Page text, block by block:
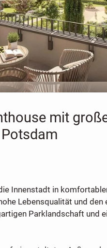
mit
Innenstadt in
Lebensqualität und den
Parklandschaft und